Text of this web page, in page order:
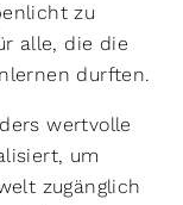
zu
alle, die die
durften.
wertvolle
um
zugänglich